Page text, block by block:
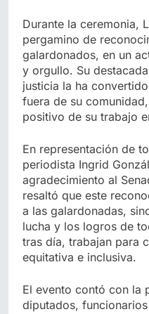
Durante la ceremonia,
pergamino de
galardonados, en un
y orgullo. Su
justicia la ha
fuera de su
positivo de su trabajo
En representación de
periodista Ingrid
agradecimiento al
resaltó que este
a las galardonadas,
lucha y los logros de
tras día, trabajan para
equitativa e inclusiva.
El evento contó con la
diputados,